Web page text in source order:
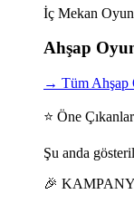
İç Mekan
Ahşap
→ Tüm Ahşap
⭐ Öne Çıkanlar
Şu anda
🎉